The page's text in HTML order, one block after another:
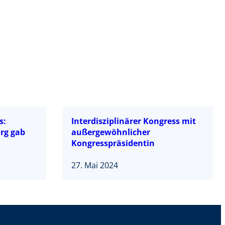
gab
Interdisziplinärer Kongress mit
außergewöhnlicher
Kongresspräsidentin
27. Mai 2024